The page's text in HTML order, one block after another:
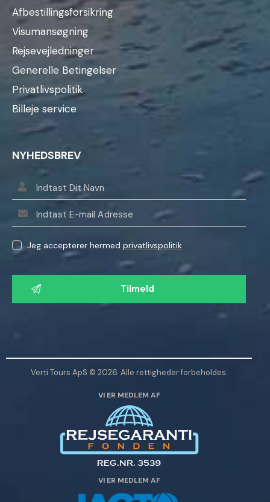
Afbestillingsforsikring
Visumansøgning
Rejsevejledninger
Generelle Betingelser
Privatlivspolitik
Billeje service
NYHEDSBREV
Jeg accepterer hermedprivatlivspolitik
L
d
Verti Tours ApS © 2026. Alle rettigheder forbeholdes.
VI ER MEDLEM AF
VI ER MEDLEM AF